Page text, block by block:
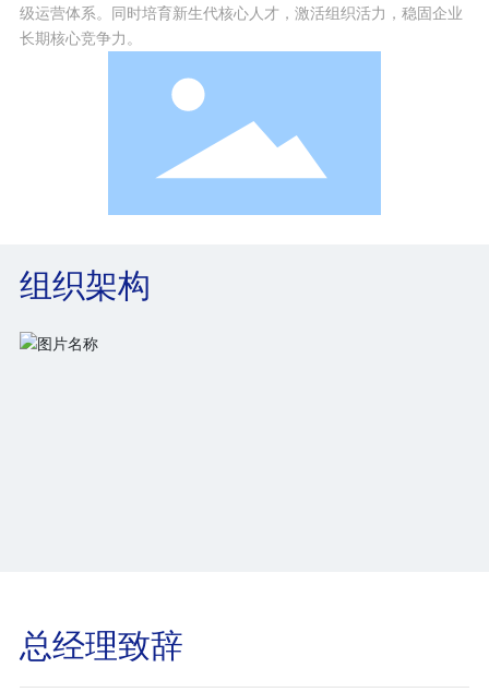
2016年1月
取得汽车行业国际质量管理体系IATF 16949认
证，成功跻身全球前五显示器厂商车载供应
2018年
体系。
2024年
级运营体系。同时培育新生代核心人才，激活组织活力，稳固企业
长期核心竞争力。
组织架构
总经理致辞